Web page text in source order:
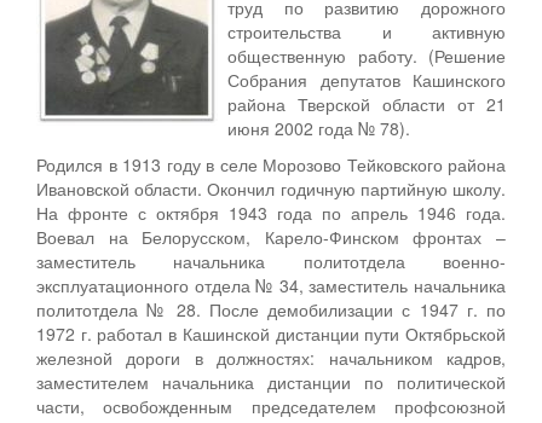
труд по развитию дорожного
строительства и активную
общественную работу. (Решение
Собрания депутатов Кашинского
района Тверской области от 21
июня 2002 года № 78).
Родился в 1913 году в селе Морозово Тейковского района
Ивановской области. Окончил годичную партийную школу.
На фронте с октября 1943 года по апрель 1946 года.
Воевал на Белорусском, Карело-Финском фронтах –
заместитель начальника политотдела военно-
эксплуатационного отдела № 34, заместитель начальника
политотдела № 28. После демобилизации с 1947 г. по
1972 г. работал в Кашинской дистанции пути Октябрьской
железной дороги в должностях: начальником кадров,
заместителем начальника дистанции по политической
части, освобожденным председателем профсоюзной